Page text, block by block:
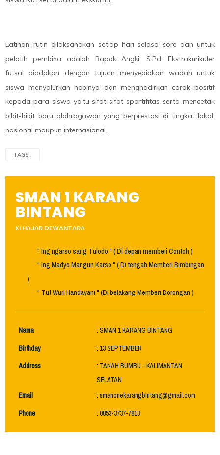
Latihan rutin dilaksanakan setiap hari selasa sore dan untuk
pelatih pembina adalah Bapak Angki, S.Pd. Ekstrakurikuler
futsal diadakan dengan tujuan menyediakan wadah untuk
siswa menyalurkan hobinya dan menghadirkan corak positif
kepada para siswa yaitu sifat-sifat sportifitas serta mencetak
bibit-bibit baru olahragawan yang berprestasi di tingkat lokal,
nasional maupun internasional.
TAGS :
SMAN 1 KARANG
BINTANG
KI HAJAR DEWANTARA
" Ing ngarso sang Tulodo " ( Di depan memberi Contoh )
" Ing Madyo Mangun Karso " ( Di tengah Memberi Bimbingan
)
" Tut Wuri Handayani " (Di belakang Memberi Dorongan )
Nama
: SMAN 1 KARANG BINTANG
Birthday
: 13 SEPTEMBER
Address
: TANAH BUMBU - KALIMANTAN
SELATAN
Email
: smanonekarangbintang@gmail.com
Phone
: 0853-3737-7813